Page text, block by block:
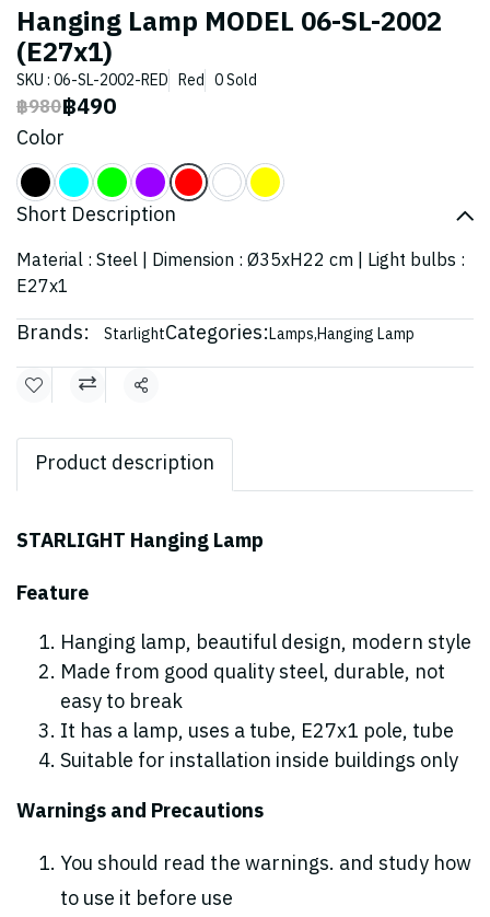
Hanging Lamp MODEL 06-SL-2002
(E27x1)
SKU : 06-SL-2002-RED Red 0 Sold
฿980฿490
Color
Short Description
Material : Steel | Dimension : Ø35xH22 cm | Light bulbs :
E27x1
Brands: StarlightCategories:Lamps,Hanging Lamp
Share
Product description
STARLIGHT Hanging Lamp
Feature
Hanging lamp, beautiful design, modern style
Made from good quality steel, durable, not
easy to break
It has a lamp, uses a tube, E27x1 pole, tube
Suitable for installation inside buildings only
Warnings and Precautions
You should read the warnings. and study how
to use it before use